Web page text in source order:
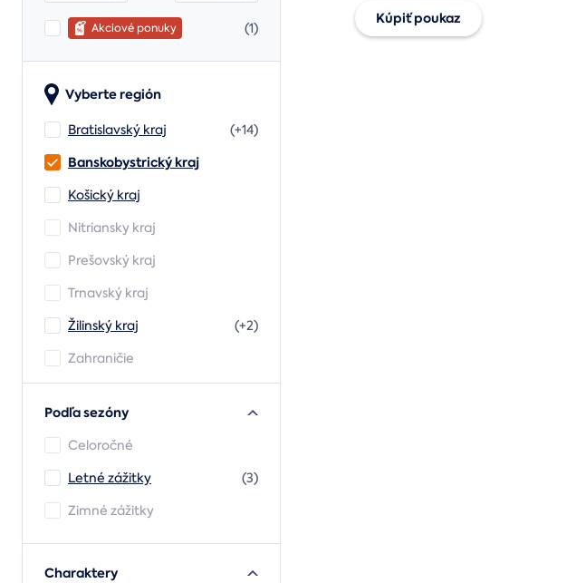
Akciové ponuky (1)
Vyberte región
Bratislavský kraj (+14)
Banskobystrický kraj
Košický kraj
Nitriansky kraj
Prešovský kraj
Trnavský kraj
Žilinský kraj
(+2)
Zahraničie
Podľa sezóny
Celoročné
Letné zážitky
(3)
Zimné zážitky
Charaktery
Kúpiť poukaz